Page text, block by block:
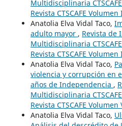
Multidisciplinaria
Revista CTSCAFE
Anatolia Elva Vidal Taco,
adulto mayor , Revista de
Multidisciplinaria
Revista CTSCAFE
Anatolia Elva Vidal Taco,
violencia y corrupción en
años de Independencia ,
Multidisciplinaria
Revista CTSCAFE
Anatolia Elva Vidal Taco,